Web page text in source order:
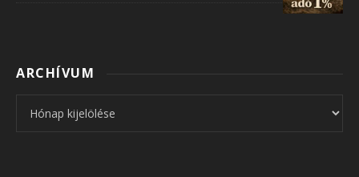
ARCHÍVUM